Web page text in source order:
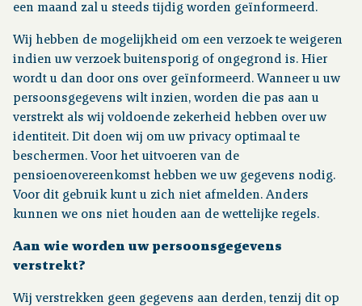
een maand zal u steeds tijdig worden geïnformeerd.
Wij hebben de mogelijkheid om een verzoek te weigeren
indien uw verzoek buitensporig of ongegrond is. Hier
wordt u dan door ons over geïnformeerd. Wanneer u uw
persoonsgegevens wilt inzien, worden die pas aan u
verstrekt als wij voldoende zekerheid hebben over uw
identiteit. Dit doen wij om uw privacy optimaal te
beschermen. Voor het uitvoeren van de
pensioenovereenkomst hebben we uw gegevens nodig.
Voor dit gebruik kunt u zich niet afmelden. Anders
kunnen we ons niet houden aan de wettelijke regels.
Aan wie worden uw persoonsgegevens
verstrekt?
Wij verstrekken geen gegevens aan derden, tenzij dit op